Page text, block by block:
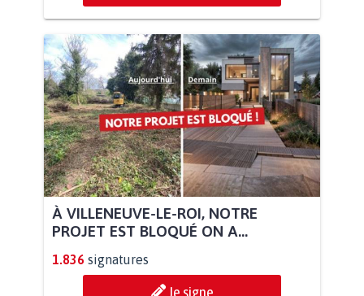
À VILLENEUVE-LE-ROI, NOTRE
PROJET EST BLOQUÉ ON A...
1.836 signatures
Je signe